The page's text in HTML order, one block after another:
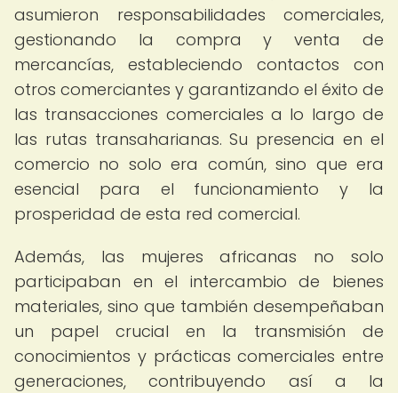
asumieron responsabilidades comerciales,
gestionando la compra y venta de
mercancías, estableciendo contactos con
otros comerciantes y garantizando el éxito de
las transacciones comerciales a lo largo de
las rutas transaharianas. Su presencia en el
comercio no solo era común, sino que era
esencial para el funcionamiento y la
prosperidad de esta red comercial.
Además, las mujeres africanas no solo
participaban en el intercambio de bienes
materiales, sino que también desempeñaban
un papel crucial en la transmisión de
conocimientos y prácticas comerciales entre
generaciones, contribuyendo así a la